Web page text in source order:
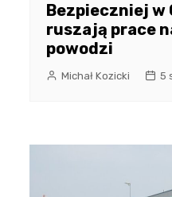
Bezpieczniej w
ruszają prace
powodzi
Michał Kozicki 5